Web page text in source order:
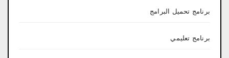
برنامج تحميل البرامج
برنامج تعليمي